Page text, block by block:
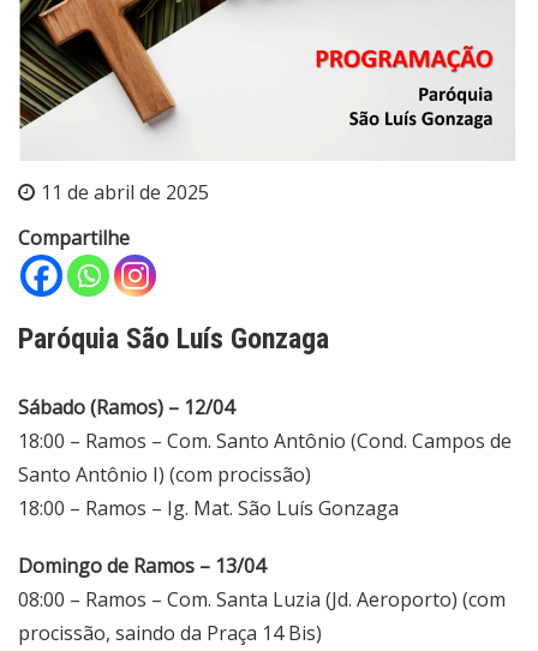
11 de abril de 2025
Compartilhe
Paróquia São Luís Gonzaga
Sábado (Ramos) – 12/04
18:00 – Ramos – Com. Santo Antônio (Cond. Campos de
Santo Antônio I) (com procissão)
18:00 – Ramos – Ig. Mat. São Luís Gonzaga
Domingo de Ramos – 13/04
08:00 – Ramos – Com. Santa Luzia (Jd. Aeroporto) (com
procissão, saindo da Praça 14 Bis)